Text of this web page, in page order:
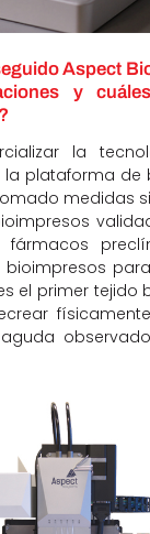
Aspect
y
la
plataforma de
medidas
es el primer